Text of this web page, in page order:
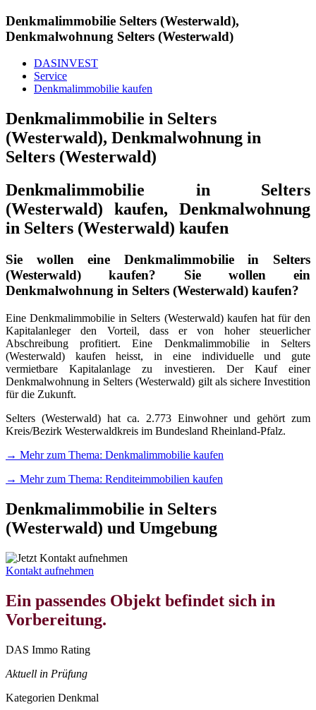
Denkmalimmobilie Selters (Westerwald),
Denkmalwohnung Selters (Westerwald)
DASINVEST
Service
Denkmalimmobilie kaufen
Denkmalimmobilie in Selters
(Westerwald), Denkmalwohnung in
Selters (Westerwald)
Denkmalimmobilie in Selters
(Westerwald) kaufen, Denkmalwohnung
in Selters (Westerwald) kaufen
Sie wollen eine Denkmalimmobilie in Selters
(Westerwald) kaufen? Sie wollen ein
Denkmalwohnung in Selters (Westerwald) kaufen?
Eine Denkmalimmobilie in Selters (Westerwald) kaufen hat für den
Kapitalanleger den Vorteil, dass er von hoher steuerlicher
Abschreibung profitiert. Eine Denkmalimmobilie in Selters
(Westerwald) kaufen heisst, in eine individuelle und gute
vermietbare Kapitalanlage zu investieren. Der Kauf einer
Denkmalwohnung in Selters (Westerwald) gilt als sichere Investition
für die Zukunft.
Selters (Westerwald) hat ca. 2.773 Einwohner und gehört zum
Kreis/Bezirk Westerwaldkreis im Bundesland Rheinland-Pfalz.
→ Mehr zum Thema: Denkmalimmobilie kaufen
→ Mehr zum Thema: Renditeimmobilien kaufen
Denkmalimmobilie in Selters
(Westerwald) und Umgebung
Kontakt aufnehmen
Ein passendes Objekt befindet sich in
Vorbereitung.
DAS Immo Rating
Aktuell in Prüfung
Kategorien Denkmal